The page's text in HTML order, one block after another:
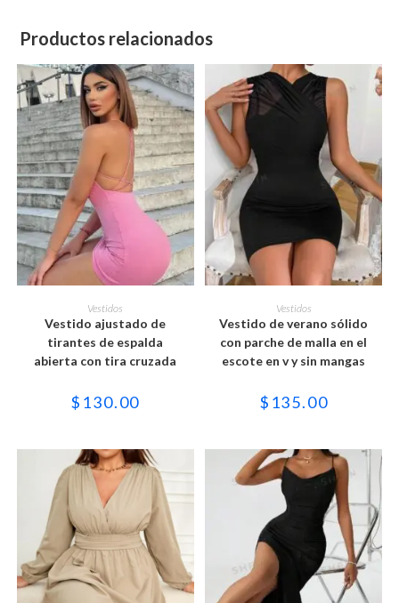
Productos relacionados
SELECCIONAR OPCIONES
Este
producto
tiene
múltiples
variantes.
opciones
elegir
de
producto
Vestidos
Vestido ajustado de
tirantes de espalda
abierta con tira cruzada
$ 130.00
SELECCIONAR OPCIONES
Este
producto
tiene
múltiples
variantes.
opciones
elegir
de
producto
Vestidos
Vestido de verano sólido
con parche de malla en el
escote en v y sin mangas
$ 135.00